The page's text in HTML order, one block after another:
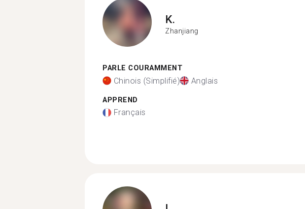
K.
Zhanjiang
PARLE COURAMMENT
Chinois (Simplifié) Anglais
APPREND
Français